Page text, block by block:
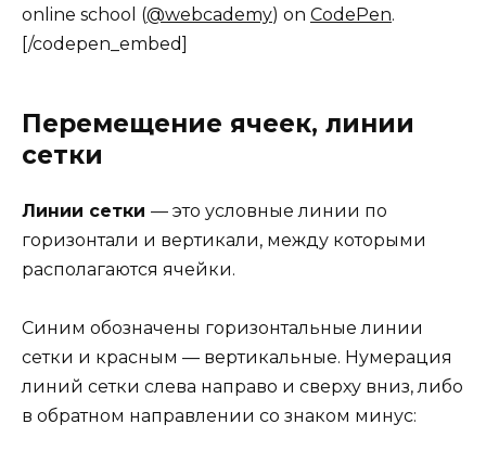
online school (@webcademy) on CodePen.
[/codepen_embed]
Перемещение ячеек, линии
сетки
Линии сетки — это условные линии по
горизонтали и вертикали, между которыми
располагаются ячейки.
Синим обозначены горизонтальные линии
сетки и красным — вертикальные. Нумерация
линий сетки слева направо и сверху вниз, либо
в обратном направлении со знаком минус: